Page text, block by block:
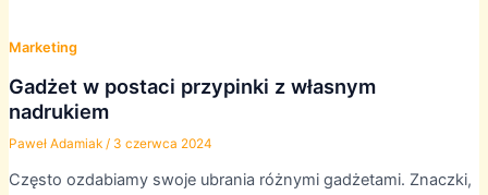
Marketing
Gadżet w postaci przypinki z własnym
nadrukiem
Paweł Adamiak / 3 czerwca 2024
Często ozdabiamy swoje ubrania różnymi gadżetami. Znaczki,